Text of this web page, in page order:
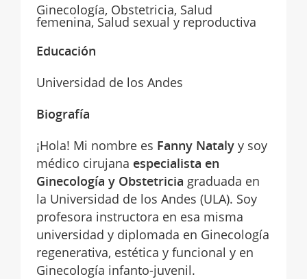
Ginecología, Obstetricia, Salud
femenina, Salud sexual y reproductiva
Educación
Universidad de los Andes
Biografía
¡Hola! Mi nombre es Fanny Natalyy soy
médico cirujana especialista en
Ginecología y Obstetricia graduada en
la Universidad de los Andes (ULA). Soy
profesora instructora en esa misma
universidad y diplomada en Ginecología
regenerativa, estética y funcional y en
Ginecología infanto-juvenil.